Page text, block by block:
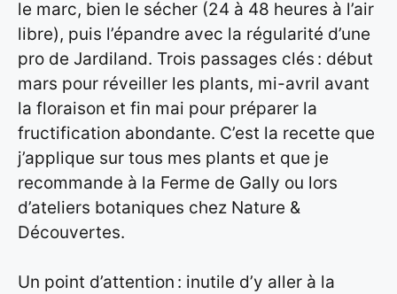
le marc, bien le sécher (24 à 48 heures à l’air
libre), puis l’épandre avec la régularité d’une
pro de Jardiland. Trois passages clés : début
mars pour réveiller les plants, mi-avril avant
la floraison et fin mai pour préparer la
fructification abondante. C’est la recette que
j’applique sur tous mes plants et que je
recommande à la Ferme de Gally ou lors
d’ateliers botaniques chez Nature &
Découvertes.
Un point d’attention : inutile d’y aller à la